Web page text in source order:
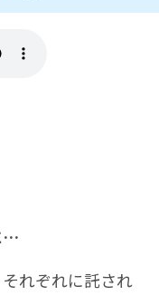
…
れぞれに託され